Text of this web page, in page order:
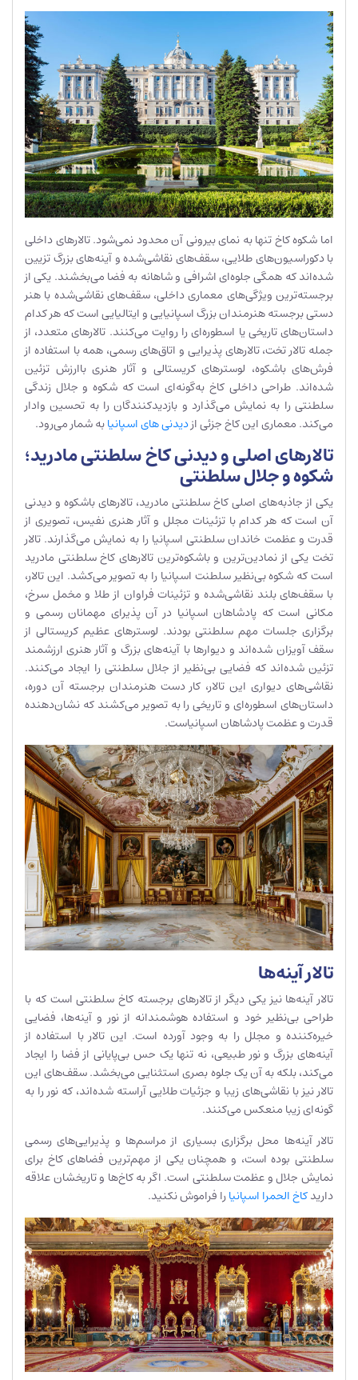
اما شکوه کاخ تنها به نمای بیرونی آن محدود نمی‌شود. تالارهای داخلی
با دکوراسیون‌های طلایی، سقف‌های نقاشی‌شده و آینه‌های بزرگ تزیین
شده‌اند که همگی جلوه‌ای اشرافی و شاهانه به فضا می‌بخشند. یکی از
برجسته‌ترین ویژگی‌های معماری داخلی، سقف‌های نقاشی‌شده با هنر
دستی برجسته هنرمندان بزرگ اسپانیایی و ایتالیایی است که هر کدام
داستان‌های تاریخی یا اسطوره‌ای را روایت می‌کنند. تالارهای متعدد، از
جمله تالار تخت، تالارهای پذیرایی و اتاق‌های رسمی، همه با استفاده از
فرش‌های باشکوه، لوسترهای کریستالی و آثار هنری باارزش تزئین
شده‌اند. طراحی داخلی کاخ به‌گونه‌ای است که شکوه و جلال زندگی
سلطنتی را به نمایش می‌گذارد و بازدیدکنندگان را به تحسین وادار
می‌کند. معماری این کاخ جزئی ازدیدنی های اسپانیابه شمار می‌رود.
تالارهای اصلی و دیدنی کاخ سلطنتی مادرید؛
شکوه و جلال سلطنتی
یکی از جاذبه‌های اصلی کاخ سلطنتی مادرید، تالارهای باشکوه و دیدنی
آن است که هر کدام با تزئینات مجلل و آثار هنری نفیس، تصویری از
قدرت و عظمت خاندان سلطنتی اسپانیا را به نمایش می‌گذارند. تالار
تخت یکی از نمادین‌ترین و باشکوه‌ترین تالارهای کاخ سلطنتی مادرید
است که شکوه بی‌نظیر سلطنت اسپانیا را به تصویر می‌کشد. این تالار،
با سقف‌های بلند نقاشی‌شده و تزئینات فراوان از طلا و مخمل سرخ،
مکانی است که پادشاهان اسپانیا در آن پذیرای مهمانان رسمی و
برگزاری جلسات مهم سلطنتی بودند. لوسترهای عظیم کریستالی از
سقف آویزان شده‌اند و دیوارها با آینه‌های بزرگ و آثار هنری ارزشمند
تزئین شده‌اند که فضایی بی‌نظیر از جلال سلطنتی را ایجاد می‌کنند.
نقاشی‌های دیواری این تالار، کار دست هنرمندان برجسته آن دوره،
داستان‌های اسطوره‌ای و تاریخی را به تصویر می‌کشند که نشان‌دهنده
قدرت و عظمت پادشاهان اسپانیاست.
تالار آینه‌ها
تالار آینه‌ها نیز یکی دیگر از تالارهای برجسته کاخ سلطنتی است که با
طراحی بی‌نظیر خود و استفاده هوشمندانه از نور و آینه‌ها، فضایی
خیره‌کننده و مجلل را به وجود آورده است. این تالار با استفاده از
آینه‌های بزرگ و نور طبیعی، نه تنها یک حس بی‌پایانی از فضا را ایجاد
می‌کند، بلکه به آن یک جلوه بصری استثنایی می‌بخشد. سقف‌های این
تالار نیز با نقاشی‌های زیبا و جزئیات طلایی آراسته شده‌اند، که نور را به
گونه‌ای زیبا منعکس می‌کنند.
تالار آینه‌ها محل برگزاری بسیاری از مراسم‌ها و پذیرایی‌های رسمی
سلطنتی بوده است، و همچنان یکی از مهم‌ترین فضاهای کاخ برای
نمایش جلال و عظمت سلطنتی است. اگر به کاخ‌ها و تاریخشان علاقه
داریدکاخ الحمرا اسپانیارا فراموش نکنید.